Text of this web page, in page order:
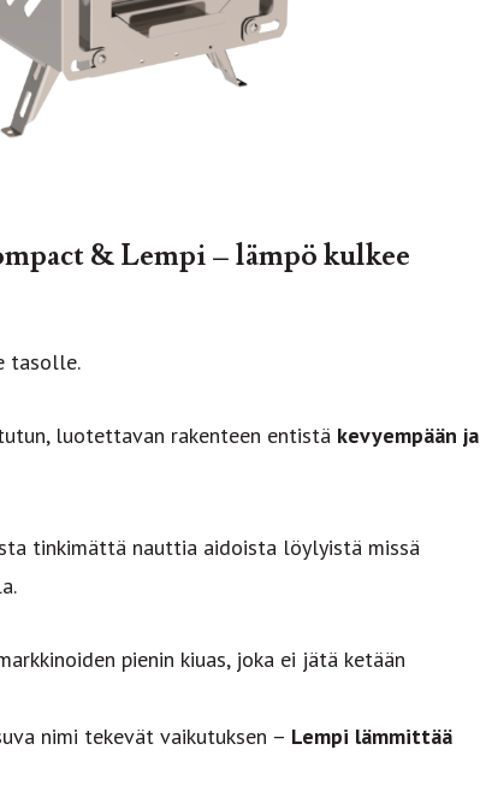
& Lempi – lämpö kulkee
tasolle.
luotettavan rakenteen entistä kevyempään ja
tinkimättä nauttia aidoista löylyistä missä
pienin kiuas, joka ei jätä ketään
nimi tekevät vaikutuksen – Lempi lämmittää